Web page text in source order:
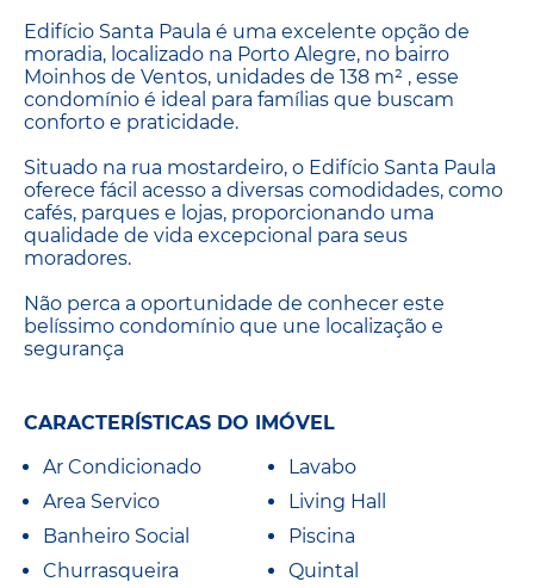
Edifício Santa Paula é uma excelente opção de
moradia, localizado na Porto Alegre, no bairro
Moinhos de Ventos, unidades de 138 m² , esse
condomínio é ideal para famílias que buscam
conforto e praticidade.
Situado na rua mostardeiro, o Edifício Santa Paula
oferece fácil acesso a diversas comodidades, como
cafés, parques e lojas, proporcionando uma
qualidade de vida excepcional para seus
moradores.
Não perca a oportunidade de conhecer este
belíssimo condomínio que une localização e
segurança
CARACTERÍSTICAS DO IMÓVEL
Ar Condicionado
Area Servico
Banheiro Social
Churrasqueira
Lavabo
Living Hall
Piscina
Quintal